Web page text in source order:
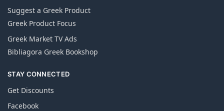
Suggest a Greek Product
Greek Product Focus
Greek Market TV Ads
Bibliagora Greek Bookshop
STAY CONNECTED
Get Discounts
Facebook